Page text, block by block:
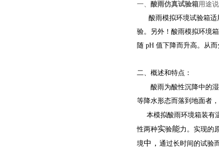
一、 酸雨仿真试验箱用途
酸雨模拟环境试验箱适
验。另外！酸雨模拟环境
随 pH 值下降而升高。从
二、概述和特点：
酸雨为酸性沉降中的
等降水形态而落到地面者
本模拟酸雨环境箱装有
性两种实验能力。实现的
境中， 通过长时间的试验